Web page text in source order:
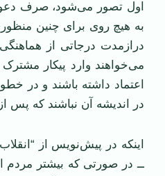
اول تصور می‌شود، صرف
به هیچ روی برای چنین
دراز‌مدت درجاتی از
می‌خواهند وارد پیکار
اعتماد داشته باشند و در
در اندیشه آن نباشند که پس
اینکه در پیش‌نویس از
ــ در صورتی که بیشتر